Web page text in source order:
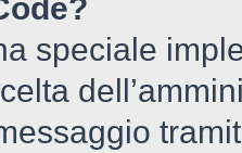
speciale